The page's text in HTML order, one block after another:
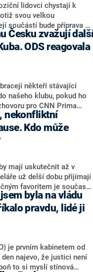
lidovci chystají k
svou velkou
součástí bude příprava na
na setkání s novináři
Ten zároveň v
ve Vyškově. Popsal i
strany nebo političtí
a v defenzivě. „Je to
chyby vlády. Ministři s
Chceme ale ukazovat
na dotaz CNN Prima
ODS reagovala
někteří stávající
našeho klubu, pokud ho
pro CNN Prima
a jihočeský hejtman
ale získat by takto mohl
který je dnes
Hraba to na dotaz
klubu senátorů ODS
počítá s odchodem
a že Naše Česko není
Kdo může
mají uskutečnit až v
už delší dobu přijímají
favoritem je současná
za ním pak bookmakeři
ANO, tedy premiéra
Karla Havlíčka.
sázkařů je poslanec za
Jan Kubáček nicméně
ze zmíněné trojice
současná koalice dosud
mohla konkurovat.
byla na vládu
pravdu, lidé ji
je prvním kabinetem od
najevo, že justici není
to si myslí stínová